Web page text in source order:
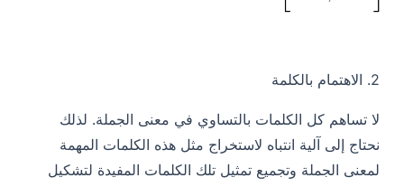
2. الاهتمام بالكلمة
لا تساهم كل الكلمات بالتساوي في معنى الجملة. لذلك
نحتاج إلى آلية انتباه لاستخراج مثل هذه الكلمات المهمة
لمعنى الجملة وتجميع تمثيل تلك الكلمات المفيدة لتشكيل